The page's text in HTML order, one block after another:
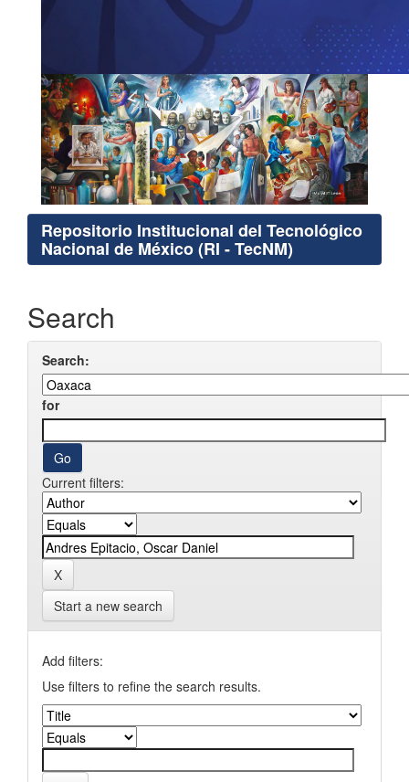
Repositorio Institucional del Tecnológico
Nacional de México (RI - TecNM)
Search
Search:
for
Current filters:
Start a new search
Add filters:
Use filters to refine the search results.